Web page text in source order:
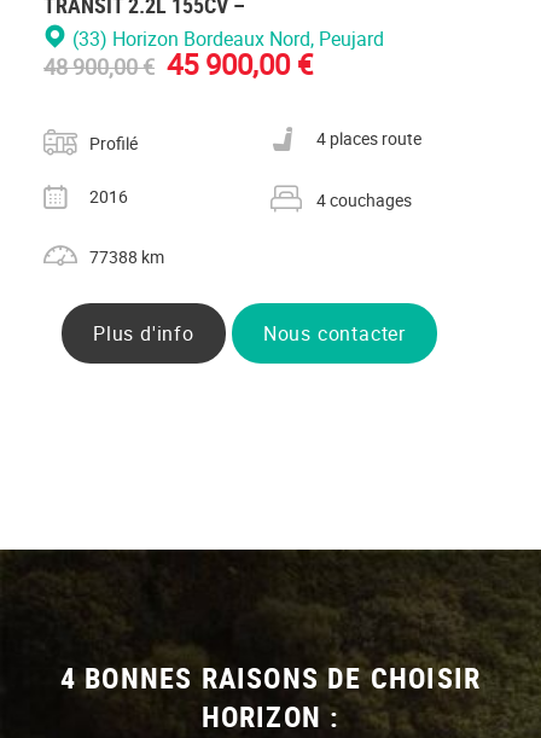
(33) Horizon Bordeaux Nord, Peujard
48 900,00 € 45 900,00 €
Catégorie
Profilé
Nombre de places carte grise
4 places route
Année
2016
Nombre de couchages
4 couchages
Kilométrage
77388 km
Plus d'info Nous contacter
4 BONNES RAISONS DE CHOISIR
HORIZON :